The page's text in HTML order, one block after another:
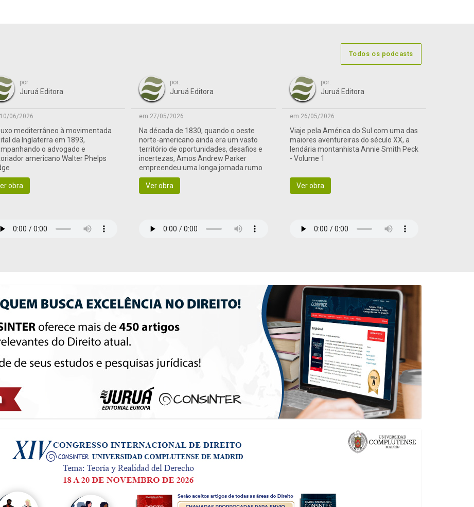
Todos os podcasts
por:
Juruá Editora
06/2026
mediterrâneo à movimentada
da Inglaterra em 1893,
o advogado e
americano Walter Phelps
obra
por:
Juruá Editora
em 27/05/2026
Na década de 1830, quando o oeste
norte-americano ainda era um vasto
território de oportunidades, desafios e
incertezas, Amos Andrew Parker
empreendeu uma longa jornada rumo
às terras de fronteira
Ver obra
por:
Juruá Editora
em 26/05/2026
Viaje pela América do Sul com uma das
maiores aventureiras do século XX, a
lendária montanhista Annie Smith Peck
- Volume 1
Ver obra